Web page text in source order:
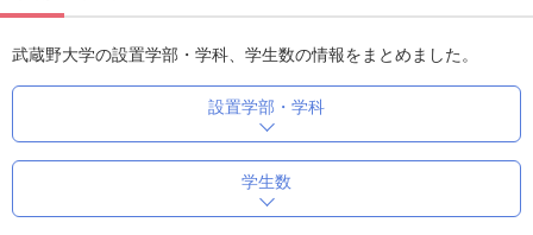
武蔵野大学の設置学部・学科、学生数の情報をまとめました。
設置学部・学科
学生数